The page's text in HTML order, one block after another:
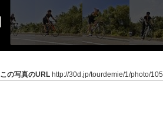
この写真のURL http://30d.jp/tourdemie/1/photo/105